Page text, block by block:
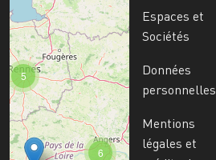
6
5
Espaces et
Sociétés
Données
personnelles
Mentions
légales et